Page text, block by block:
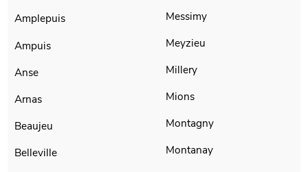
Amplepuis
Ampuis
Anse
Arnas
Beaujeu
Belleville
Messimy
Meyzieu
Millery
Mions
Montagny
Montanay